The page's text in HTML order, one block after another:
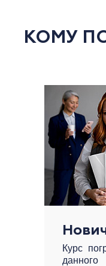
КОМУ
Курс